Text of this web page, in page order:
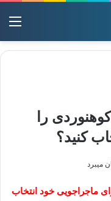
را
کنید؟
ماجراجویی خود انتخاب